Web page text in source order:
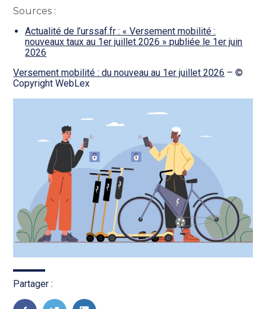
Sources :
Actualité de l’urssaf.fr : « Versement mobilité :
nouveaux taux au 1er juillet 2026 » publiée le 1er juin
2026
Versement mobilité : du nouveau au 1er juillet 2026 – ©
Copyright WebLex
Partager :